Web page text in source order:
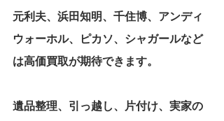
元利夫、浜田知明、千住博、アンディ
ウォーホル、ピカソ、シャガールなど
は高価買取が期待できます。
遺品整理、引っ越し、片付け、実家の